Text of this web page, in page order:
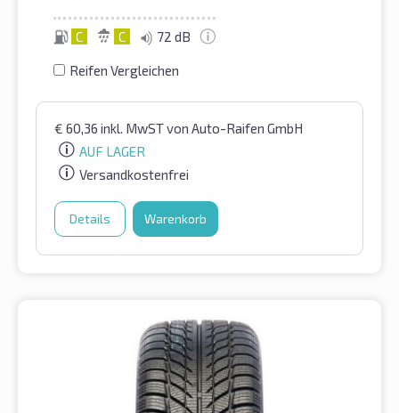
C C 72 dB
Reifen Vergleichen
€ 60,36 inkl. MwSTvon Auto-Raifen GmbH
AUF LAGER
Versandkostenfrei
Details Warenkorb